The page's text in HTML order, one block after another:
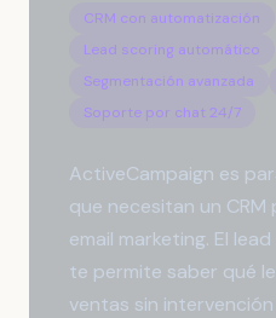
CRM con automatización
Lead scoring automático
Segmentación avanzada
Soporte por chat 24/7
ActiveCampaign es
que necesitan un
email marketing. El
te permite saber qué
ventas sin intervención